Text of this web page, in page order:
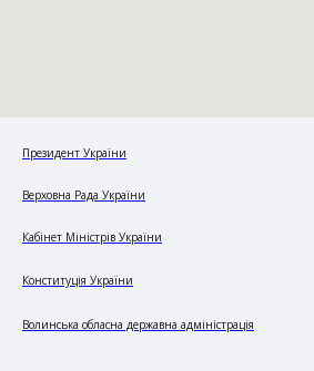
Президент України
Верховна Рада України
Кабінет Міністрів України
Конституція України
Волинська обласна державна адміністрація